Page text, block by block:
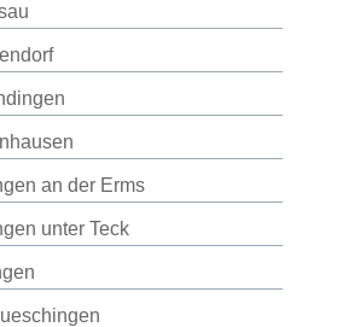
an der Erms
unter Teck